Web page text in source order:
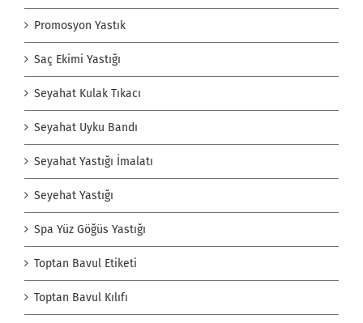
Promosyon Yastık
Saç Ekimi Yastığı
Seyahat Kulak Tıkacı
Seyahat Uyku Bandı
Seyahat Yastığı İmalatı
Seyehat Yastığı
Spa Yüz Göğüs Yastığı
Toptan Bavul Etiketi
Toptan Bavul Kılıfı